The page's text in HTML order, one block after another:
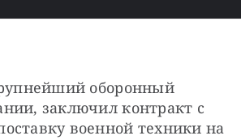
оборонный
заключил контракт с
военной техники на